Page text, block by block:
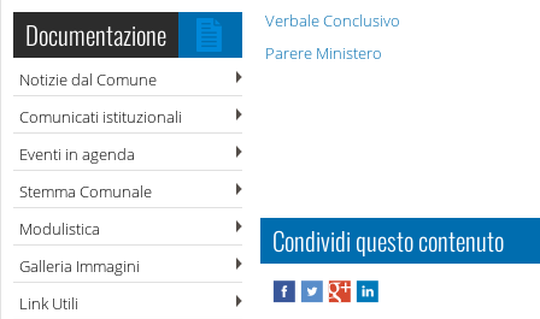
Documentazione
Notizie dal Comune
Comunicati istituzionali
Eventi in agenda
Stemma Comunale
Modulistica
Galleria Immagini
Link Utili
Verbale Conclusivo
Parere Ministero
Condividi questo contenuto